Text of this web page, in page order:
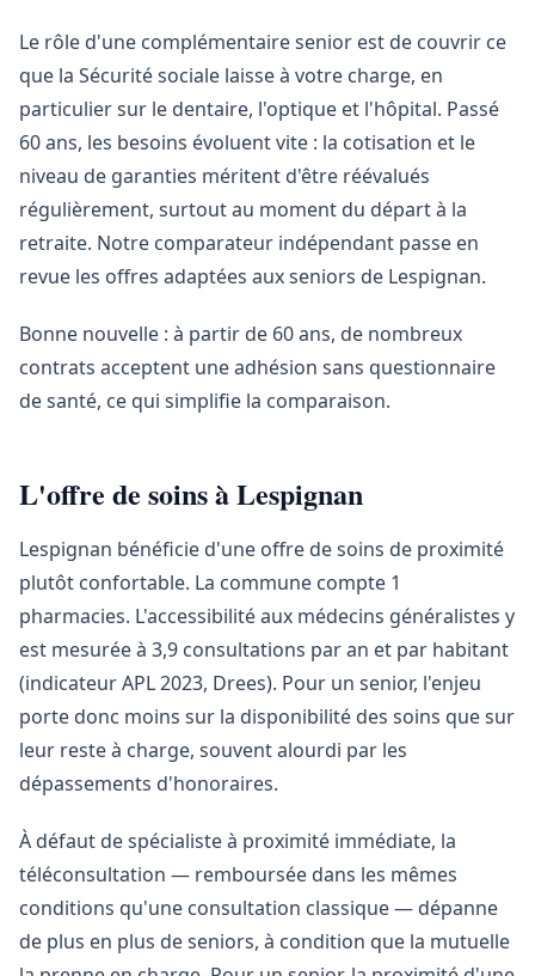
Le rôle d'une complémentaire senior est de couvrir ce
que la Sécurité sociale laisse à votre charge, en
particulier sur le dentaire, l'optique et l'hôpital. Passé
60 ans, les besoins évoluent vite : la cotisation et le
niveau de garanties méritent d'être réévalués
régulièrement, surtout au moment du départ à la
retraite. Notre comparateur indépendant passe en
revue les offres adaptées aux seniors de Lespignan.
Bonne nouvelle : à partir de 60 ans, de nombreux
contrats acceptent une adhésion sans questionnaire
de santé, ce qui simplifie la comparaison.
L'offre de soins à Lespignan
Lespignan bénéficie d'une offre de soins de proximité
plutôt confortable. La commune compte 1
pharmacies. L'accessibilité aux médecins généralistes y
est mesurée à 3,9 consultations par an et par habitant
(indicateur APL 2023, Drees). Pour un senior, l'enjeu
porte donc moins sur la disponibilité des soins que sur
leur reste à charge, souvent alourdi par les
dépassements d'honoraires.
À défaut de spécialiste à proximité immédiate, la
téléconsultation — remboursée dans les mêmes
conditions qu'une consultation classique — dépanne
de plus en plus de seniors, à condition que la mutuelle